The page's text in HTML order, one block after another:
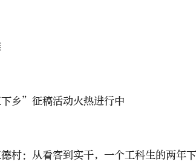
乡”征稿活动火热进行中
村：从看客到实干，一个工科生的两年下